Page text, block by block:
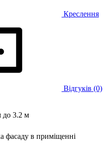
Креслення
Відгуків (0)
до 3.2 м
фасаду в приміщенні